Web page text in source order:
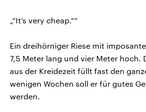
„”It’s very cheap.”“
Ein dreihörniger Riese mit
7,5 Meter lang und vier Meter hoch.
aus der Kreidezeit füllt fast den
wenigen Wochen soll er für gutes
werden.